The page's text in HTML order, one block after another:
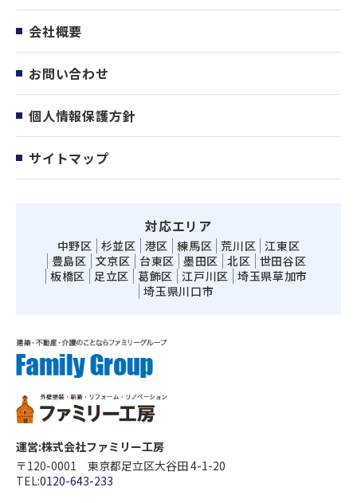
会社概要
お問い合わせ
個人情報保護方針
サイトマップ
対応エリア
中野区 杉並区 港区 練馬区 荒川区 江東区
豊島区 文京区 台東区 墨田区 北区 世田谷区
板橋区
足立区 葛飾区 江戸川区 埼玉県草加市
埼玉県川口市
運営:株式会社ファミリー工房
〒120-0001 東京都足立区大谷田 4-1-20
TEL:0120-643-233